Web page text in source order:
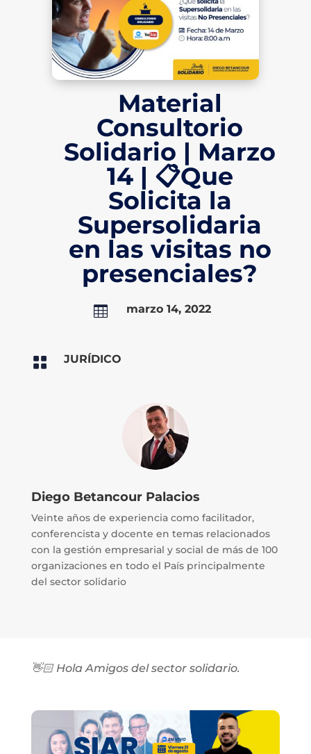
Material
Consultorio
Solidario | Marzo
14 | 📋Que
Solicita la
Supersolidaria
en las visitas no
presenciales?
 marzo 14, 2022
 JURÍDICO
Diego Betancour Palacios
Veinte años de experiencia como facilitador,
conferencista y docente en temas relacionados
con la gestión empresarial y social de más de 100
organizaciones en todo el País principalmente
del sector solidario
👋🏻 Hola Amigos del sector solidario.